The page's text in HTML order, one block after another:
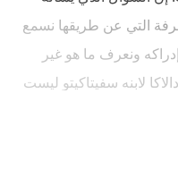
التي عن طريقها نسمع
ونعرف ما هو غير
لابنه سفيتاكيتو ليست
صوفي